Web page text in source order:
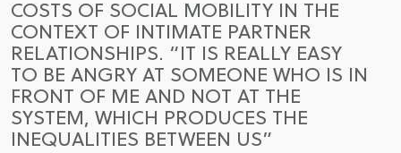
COSTS OF SOCIAL MOBILITY IN THE
CONTEXT OF INTIMATE PARTNER
RELATIONSHIPS. “IT IS REALLY EASY
TO BE ANGRY AT SOMEONE WHO IS IN
FRONT OF ME AND NOT AT THE
SYSTEM, WHICH PRODUCES THE
INEQUALITIES BETWEEN US”